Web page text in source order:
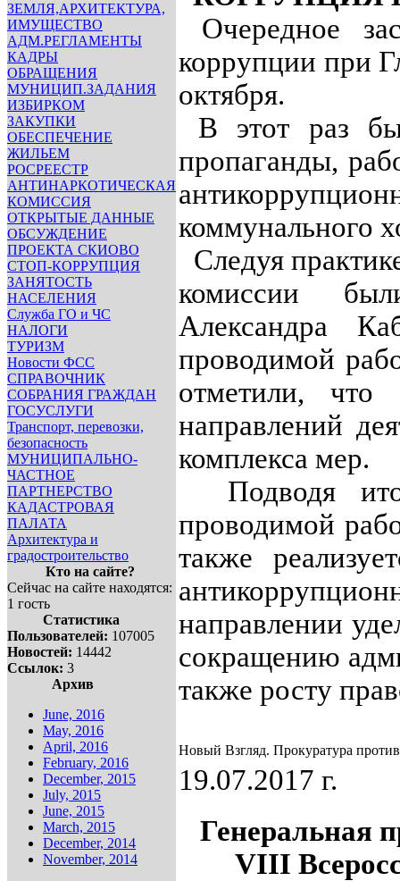
ЗЕМЛЯ,АРХИТЕКТУРА,
ИМУЩЕСТВО
АДМ.РЕГЛАМЕНТЫ
КАДРЫ
ОБРАЩЕНИЯ
МУНИЦИП.ЗАДАНИЯ
ИЗБИРКОМ
ЗАКУПКИ
ОБЕСПЕЧЕНИЕ
ЖИЛЬЕМ
РОСРЕЕСТР
АНТИНАРКОТИЧЕСКАЯ
КОМИССИЯ
ОТКРЫТЫЕ ДАННЫЕ
ОБСУЖДЕНИЕ
ПРОЕКТА СКИОВО
СТОП-КОРРУПЦИЯ
ЗАНЯТОСТЬ
НАСЕЛЕНИЯ
Служба ГО и ЧС
НАЛОГИ
ТУРИЗМ
Новости ФСС
СПРАВОЧНИК
СОБРАНИЯ ГРАЖДАН
ГОСУСЛУГИ
Транспорт, перевозки,
безопасность
МУНИЦИПАЛЬНО-
ЧАСТНОЕ
ПАРТНЕРСТВО
КАДАСТРОВАЯ
ПАЛАТА
Архитектура и
градостроительство
Кто на сайте?
Сейчас на сайте находятся:
1 гость
Статистика
Пользователей: 107005
Новостей: 14442
Ссылок: 3
Архив
June, 2016
May, 2016
April, 2016
February, 2016
December, 2015
July, 2015
June, 2015
March, 2015
December, 2014
November, 2014
Очередное
коррупции при
октября.
В этот раз
пропаганды,
коммунального
Следуя
комиссии были
Александра
проводимой
отметили, что
направлений
комплекса мер.
Подводя
проводимой
также
направлении
сокращению
также росту
Новый Взгляд. Прокуратура
19.07.2017 г.
Генеральная
VIII